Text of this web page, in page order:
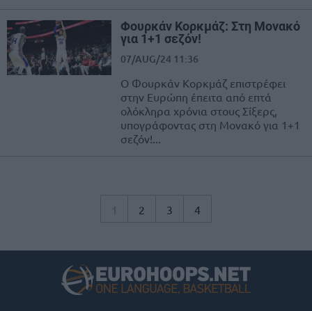
Φουρκάν Κορκμάζ: Στη Μονακό
για 1+1 σεζόν!
07/AUG/24 11:36
Ο Φουρκάν Κορκμάζ επιστρέφει
στην Ευρώπη έπειτα από επτά
ολόκληρα χρόνια στους Σίξερς,
υπογράφοντας στη Μονακό για 1+1
σεζόν!...
1 2 3 4